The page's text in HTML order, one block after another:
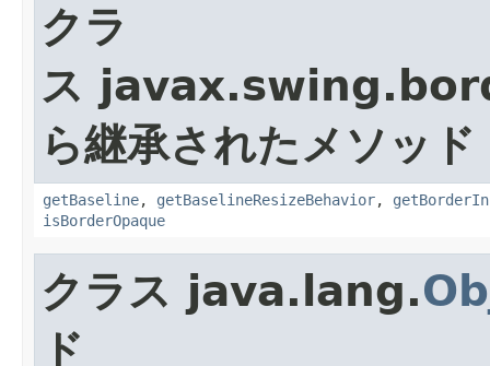
クラ
ス
ら継承されたメソッド
getBaseline, getBaselineResizeBehavior,
isBorderOpaque
クラス java.lang.
ド